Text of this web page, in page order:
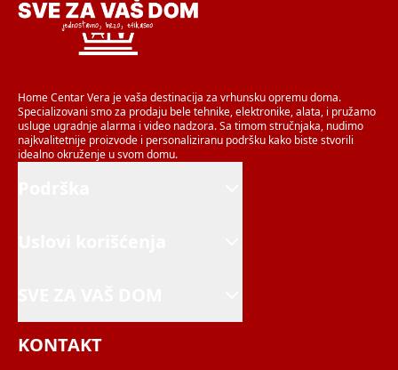
Home Centar Vera je vaša destinacija za vrhunsku opremu doma.
Specializovani smo za prodaju bele tehnike, elektronike, alata, i pružamo
usluge ugradnje alarma i video nadzora. Sa timom stručnjaka, nudimo
najkvalitetnije proizvode i personaliziranu podršku kako biste stvorili
idealno okruženje u svom domu.
KONTAKT